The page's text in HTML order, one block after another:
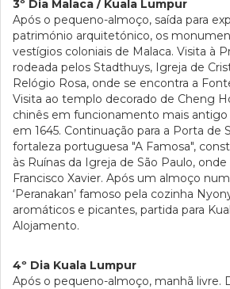
3º Dia Malaca / Kuala Lumpur
Após o pequeno-almoço, saída para
património arquitetónico, os
vestígios coloniais de Malaca. Visita à
rodeada pelos Stadthuys, Igreja de
Relógio Rosa, onde se encontra a
Visita ao templo decorado de Cheng
chinês em funcionamento mais antigo
em 1645. Continuação para a Porta de
fortaleza portuguesa "A Famosa",
às Ruínas da Igreja de São Paulo,
Francisco Xavier. Após um almoço
‘Peranakan’ famoso pela cozinha
aromáticos e picantes, partida para
Alojamento.
4º Dia Kuala Lumpur
Após o pequeno-almoço, manhã livre.